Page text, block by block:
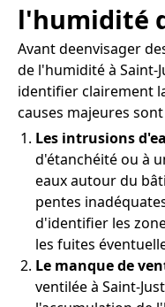
l'humidité
Avant deenvisager
de l'humidité à Saint-
identifier clairement
causes majeures sont
Les intrusions
d'étanchéité ou à
eaux autour du
pentes
d'identifier les
les fuites
Le manque de
ventilée à Saint-